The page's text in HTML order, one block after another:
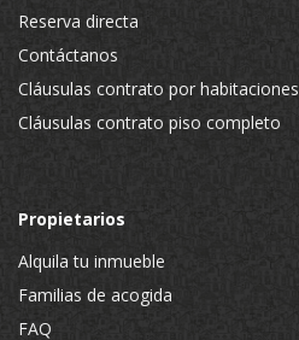
Reserva directa
Contáctanos
Cláusulas contrato por habitaciones
Cláusulas contrato piso completo
Propietarios
Alquila tu inmueble
Familias de acogida
FAQ